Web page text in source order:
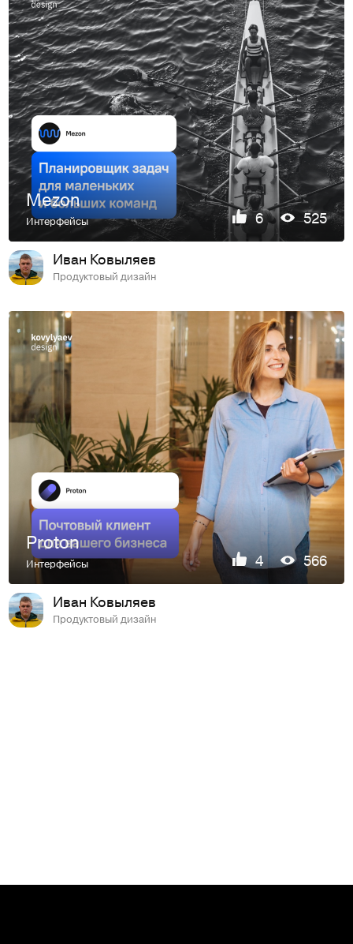
Mezon
Интерфейсы 6 525
Иван Ковыляев
Продуктовый дизайн
Proton
Интерфейсы 4 566
Иван Ковыляев
Продуктовый дизайн